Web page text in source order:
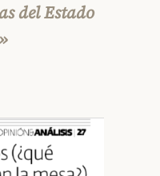
del Estado